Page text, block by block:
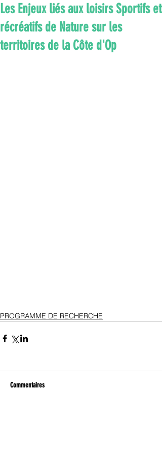
Les Enjeux liés aux loisirs Sportifs et
récréatifs de Nature sur les
territoires de la Côte d'Op
PROGRAMME DE RECHERCHE
Commentaires